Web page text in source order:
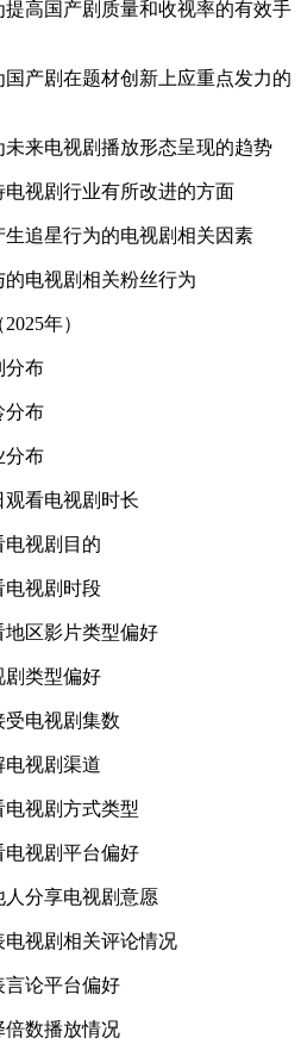
提高国产剧质量和收视率的有效手
产剧在题材创新上应重点发力的
未来电视剧播放形态呈现的趋势
电视剧行业有所改进的方面
生追星行为的电视剧相关因素
的电视剧相关粉丝行为
年）
分布
分布
分布
观看电视剧时长
电视剧目的
电视剧时段
地区影片类型偏好
剧类型偏好
受电视剧集数
电视剧渠道
电视剧方式类型
电视剧平台偏好
人分享电视剧意愿
电视剧相关评论情况
言论平台偏好
倍数播放情况